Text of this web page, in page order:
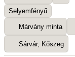
Selyemfényű
Márvány minta
Sárvár, Kőszeg